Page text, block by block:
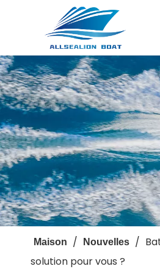
Maison / Nouvelles /
solution pour vous ?